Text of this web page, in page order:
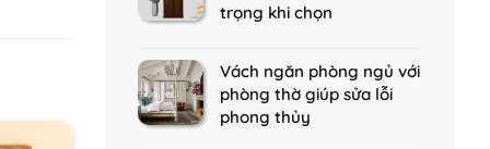
trọng khi chọn
Vách ngăn phòng ngủ với
phòng thờ giúp sửa lỗi
phong thủy